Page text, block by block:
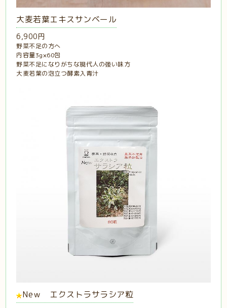
大麦若葉エキスサンベール
6,900円
野菜不足の方へ
内容量3g×60包
野菜不足になりがちな現代人の強い味方
大麦若葉の泡立つ酵素入青汁
Neｗ エクストラサラシア粒